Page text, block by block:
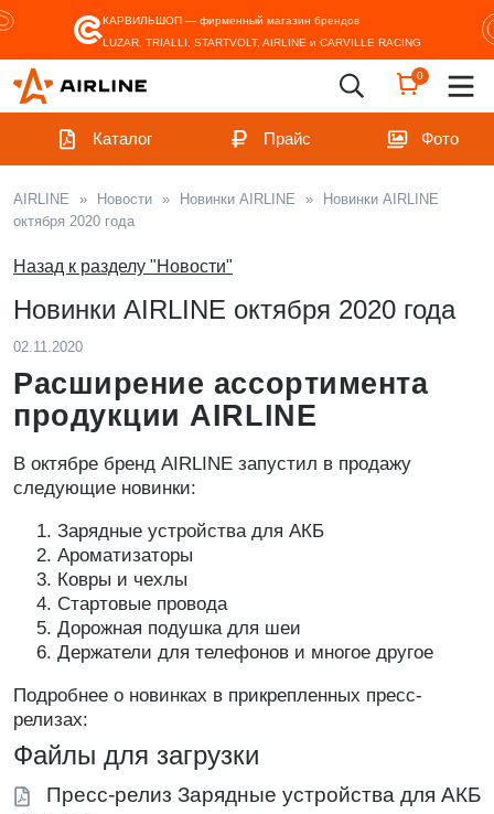
КАРВИЛЬШОП — фирменный магазин брендов
LUZAR, TRIALLI, STARTVOLT, AIRLINE и CARVILLE RACING
0
Каталог Прайс Фото
AIRLINE » Новости » Новинки AIRLINE »
Новинки AIRLINE
октября 2020 года
Назад к разделу "Новости"
Новинки AIRLINE октября 2020 года
02.11.2020
Расширение ассортимента
продукции AIRLINE
В октябре бренд AIRLINE запустил в продажу
следующие новинки:
Зарядные устройства для АКБ
Ароматизаторы
Ковры и чехлы
Стартовые провода
Дорожная подушка для шеи
Держатели для телефонов и многое другое
Подробнее о новинках в прикрепленных пресс-
релизах:
Файлы для загрузки
Пресс-релиз Зарядные устройства для АКБ